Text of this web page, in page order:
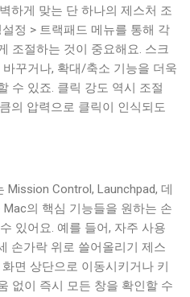
하게 맞는 단 하나의 제스처 조
정 > 트랙패드 메뉴를 통해 각
조절하는 것이 중요해요. 스크
꾸거나, 확대/축소 기능을 더욱
수 있죠. 클릭 강도 역시 조절
의 압력으로 클릭이 인식되도
Mission Control, Launchpad, 데
의 핵심 기능들을 원하는 손
있어요. 예를 들어, 자주 사용
손가락 위로 쓸어올리기 제스
면 상단으로 이동시키거나 키
없이 즉시 모든 창을 확인할 수